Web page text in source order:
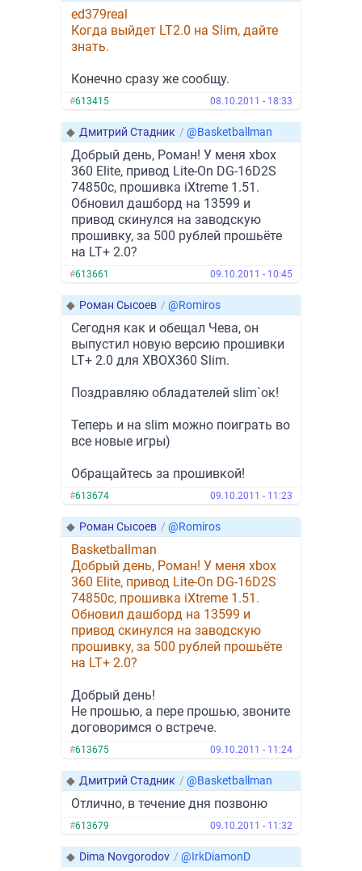
ed379real
Когда выйдет LT2.0 на Slim, дайте
знать.
Конечно сразу же сообщу.
#613415 08.10.2011 - 18:33
◆ Дмитрий Стадник / @Basketballman
Добрый день, Роман! У меня xbox
360 Elite, привод Lite-On DG-16D2S
74850c, прошивка iXtreme 1.51.
Обновил дашборд на 13599 и
привод скинулся на заводскую
прошивку, за 500 рублей прошьёте
на LT+ 2.0?
#613661 09.10.2011 - 10:45
◆ Роман Сысоев / @Romiros
Сегодня как и обещал Чева, он
выпустил новую версию прошивки
LT+ 2.0 для XBOX360 Slim.
Поздравляю обладателей slim`ок!
Теперь и на slim можно поиграть во
все новые игры)
Обращайтесь за прошивкой!
#613674 09.10.2011 - 11:23
◆ Роман Сысоев / @Romiros
Basketballman
Добрый день, Роман! У меня xbox
360 Elite, привод Lite-On DG-16D2S
74850c, прошивка iXtreme 1.51.
Обновил дашборд на 13599 и
привод скинулся на заводскую
прошивку, за 500 рублей прошьёте
на LT+ 2.0?
Добрый день!
Не прошью, а пере прошью, звоните
договоримся о встрече.
#613675 09.10.2011 - 11:24
◆ Дмитрий Стадник / @Basketballman
Отлично, в течение дня позвоню
#613679 09.10.2011 - 11:32
◆ Dima Novgorodov / @IrkDiamonD